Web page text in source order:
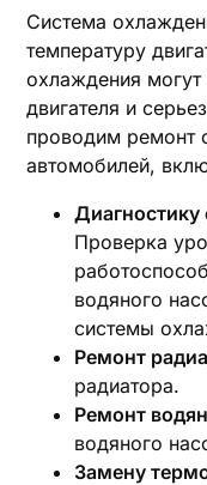
Система
температуру
охлаждения могут
двигателя и
проводим ремонт
автомобилей,
Проверка
водяного
системы
Ремонт
радиатора.
Ремонт
водяного
Замену